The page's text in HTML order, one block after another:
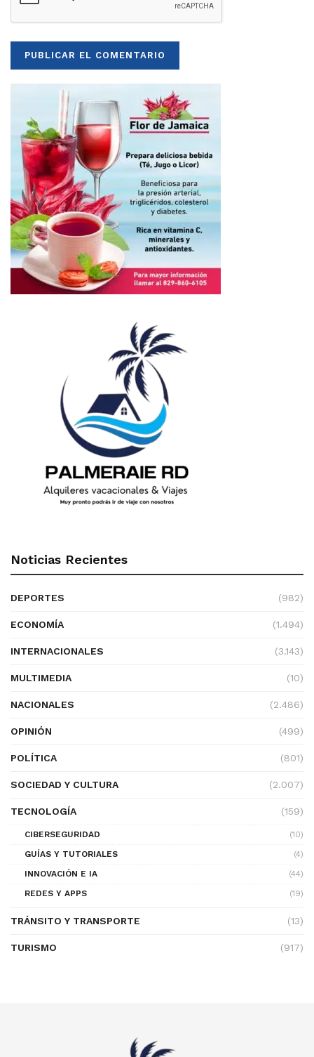
Noticias Recientes
DEPORTES (982)
ECONOMÍA (1.494)
INTERNACIONALES (3.143)
MULTIMEDIA (10)
NACIONALES (2.486)
OPINIÓN (499)
POLÍTICA (801)
SOCIEDAD Y CULTURA (2.007)
TECNOLOGÍA (159)
CIBERSEGURIDAD
(10)
GUÍAS Y TUTORIALES
(4)
INNOVACIÓN E IA
(44)
REDES Y APPS
(19)
TRÁNSITO Y TRANSPORTE (13)
TURISMO (917)